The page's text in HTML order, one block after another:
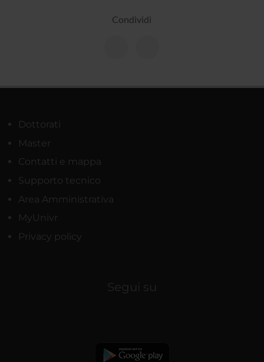
Condividi
Dottorati
Master
Contatti e mappa
Supporto tecnico
Area Amministrativa
MyUnivr
Privacy policy
Segui su